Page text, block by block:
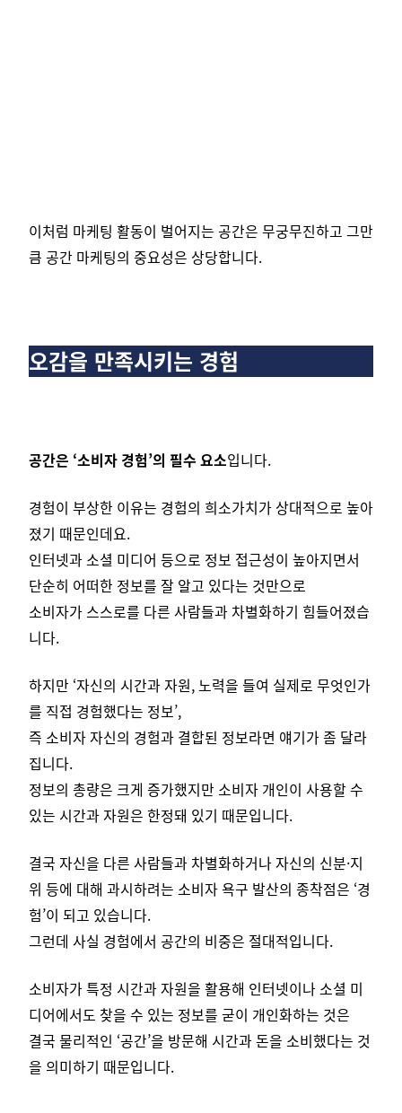
이처럼 마케팅 활동이 벌어지는 공간은 무궁무진하고 그만
큼 공간 마케팅의 중요성은 상당합니다.
오감을 만족시키는 경험
공간은 ‘소비자 경험’의 필수 요소입니다.
경험이 부상한 이유는 경험의 희소가치가 상대적으로 높아
졌기 때문인데요.
인터넷과 소셜 미디어 등으로 정보 접근성이 높아지면서
단순히 어떠한 정보를 잘 알고 있다는 것만으로
소비자가 스스로를 다른 사람들과 차별화하기 힘들어졌습
니다.
하지만 ‘자신의 시간과 자원, 노력을 들여 실제로 무엇인가
를 직접 경험했다는 정보’,
즉 소비자 자신의 경험과 결합된 정보라면 얘기가 좀 달라
집니다.
정보의 총량은 크게 증가했지만 소비자 개인이 사용할 수
있는 시간과 자원은 한정돼 있기 때문입니다.
결국 자신을 다른 사람들과 차별화하거나 자신의 신분·지
위 등에 대해 과시하려는 소비자 욕구 발산의 종착점은 ‘경
험’이 되고 있습니다.
그런데 사실 경험에서 공간의 비중은 절대적입니다.
소비자가 특정 시간과 자원을 활용해 인터넷이나 소셜 미
디어에서도 찾을 수 있는 정보를 굳이 개인화하는 것은
결국 물리적인 ‘공간’을 방문해 시간과 돈을 소비했다는 것
을 의미하기 때문입니다.